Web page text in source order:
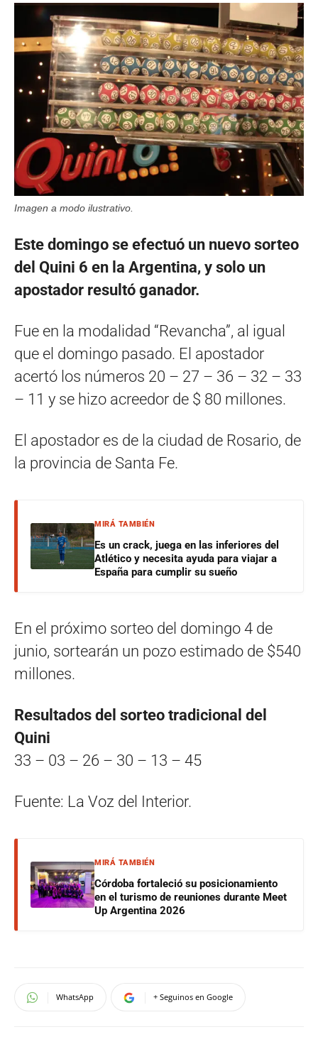
Imagen a modo ilustrativo.
Este domingo se efectuó un nuevo sorteo
del Quini 6 en la Argentina, y solo un
apostador resultó ganador.
Fue en la modalidad “Revancha”, al igual
que el domingo pasado. El apostador
acertó los números 20 – 27 – 36 – 32 – 33
– 11 y se hizo acreedor de $ 80 millones.
El apostador es de la ciudad de Rosario, de
la provincia de Santa Fe.
MIRÁ TAMBIÉN
Es un crack, juega en las inferiores del
Atlético y necesita ayuda para viajar a
España para cumplir su sueño
En el próximo sorteo del domingo 4 de
junio, sortearán un pozo estimado de $540
millones.
Resultados del sorteo tradicional del
Quini
33 – 03 – 26 – 30 – 13 – 45
Fuente: La Voz del Interior.
MIRÁ TAMBIÉN
Córdoba fortaleció su posicionamiento
en el turismo de reuniones durante Meet
Up Argentina 2026
WhatsApp + Seguinos en Google